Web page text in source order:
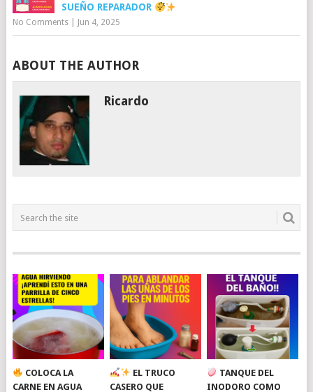
SUEÑO REPARADOR
No Comments| Jun 4, 2025
ABOUT THE AUTHOR
Ricardo
COLOCA LA
CARNE EN AGUA
EL TRUCO
CASERO QUE
TANQUE DEL
INODORO COMO